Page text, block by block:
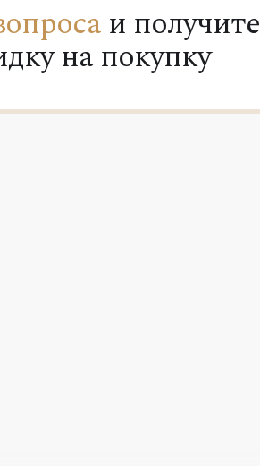
и получите
на покупку